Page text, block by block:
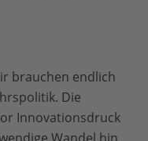
brauchen endlich
Die
Innovationsdruck